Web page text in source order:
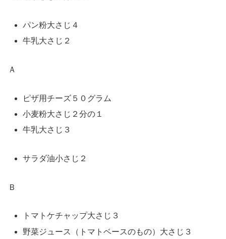
パン粉大さじ４
牛乳大さじ２
Ａ
ピザ用チーズ５０グラム
小麦粉大さじ２分の１
牛乳大さじ３
サラダ油小さじ２
Ｂ
トマトケチャップ大さじ３
野菜ジュース（トマトベースのもの）大さじ３